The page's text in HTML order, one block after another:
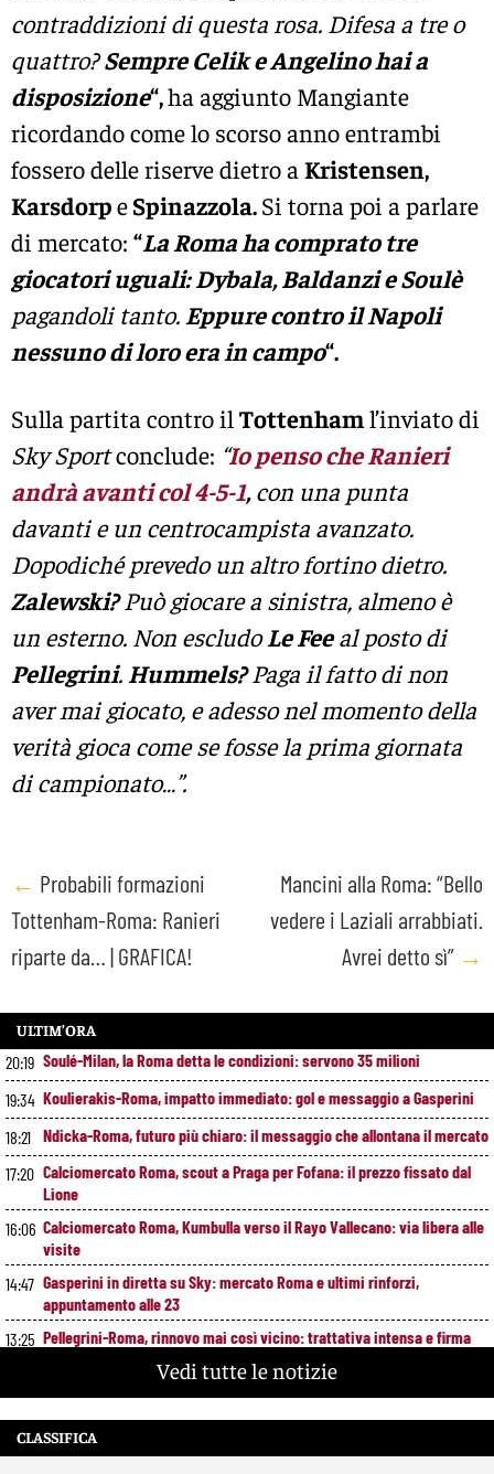
contraddizioni di questa rosa. Difesa a tre o
quattro?Sempre Celik e Angelino hai a
disposizione“,ha aggiunto Mangiante
ricordando come lo scorso anno entrambi
fossero delle riserve dietro a Kristensen,
KarsdorpeSpinazzola.Si torna poi a parlare
di mercato: “La Roma ha comprato tre
giocatori uguali: Dybala, Baldanzi e Soulè
pagandoli tanto. Eppure contro il Napoli
nessuno di loro era in campo“.
Sulla partita contro il Tottenhaml’inviato di
Sky Sportconclude: “Io penso che Ranieri
andrà avanti col 4-5-1,con una punta
davanti e un centrocampista avanzato.
Dopodiché prevedo un altro fortino dietro.
Zalewski?Può giocare a sinistra, almeno è
un esterno. Non escludoLe Feeal posto di
Pellegrini. Hummels?Paga il fatto di non
aver mai giocato, e adesso nel momento della
verità gioca come se fosse la prima giornata
di campionato…”.
Post
navigation
← Probabili formazioni
Tottenham-Roma: Ranieri
riparte da… | GRAFICA!
Mancini alla Roma: “Bello
vedere i Laziali arrabbiati.
Avrei detto sì” →
ULTIM’ORA
20:19 Soulé-Milan, la Roma detta le condizioni: servono 35 milioni
19:34 Koulierakis-Roma, impatto immediato: gol e messaggio a Gasperini
18:21 Ndicka-Roma, futuro più chiaro: il messaggio che allontana il mercato
17:20 Calciomercato Roma, scout a Praga per Fofana: il prezzo fissato dal
Lione
16:06 Calciomercato Roma, Kumbulla verso il Rayo Vallecano: via libera alle
visite
14:47 Gasperini in diretta su Sky: mercato Roma e ultimi rinforzi,
appuntamento alle 23
13:25 Pellegrini-Roma, rinnovo mai così vicino: trattativa intensa e firma
12:00
10:39 Alajbegovic, Pjanic svela il ruolo: perché il talento seguito dalla Roma
Vedi tutte le notizie
CLASSIFICA